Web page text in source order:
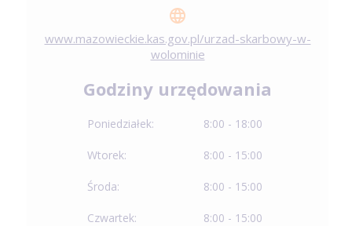
www.mazowieckie.kas.gov.pl/urzad-skarbowy-w-
wolominie
Godziny urzędowania
Poniedziałek: 8:00 - 18:00
Wtorek: 8:00 - 15:00
Środa: 8:00 - 15:00
Czwartek: 8:00 - 15:00